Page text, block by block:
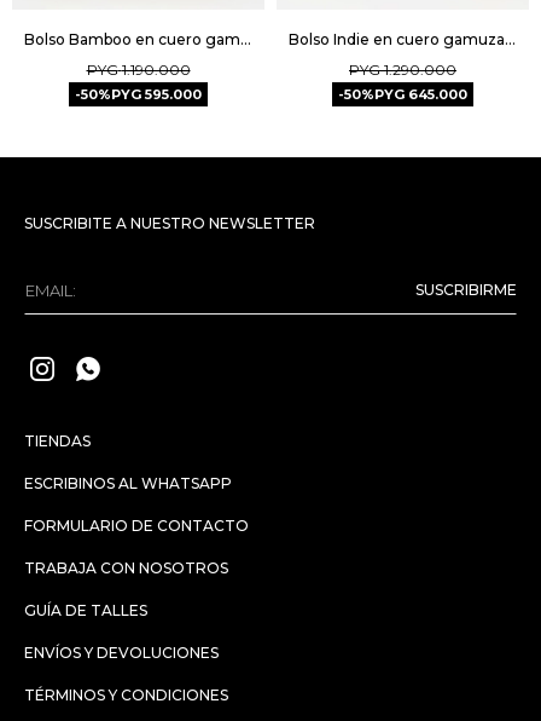
Bolso Bamboo en cuero gamuza - Negro
PYG 1.190.000
50 PYG 595.000
Bolso Indie en cuero gamuza - Chocolate
PYG 1.290.000
50 PYG 645.000
TIENDAS
ESCRIBINOS AL WHATSAPP
FORMULARIO DE CONTACTO
TRABAJA CON NOSOTROS
GUÍA DE TALLES
ENVÍOS Y DEVOLUCIONES
TÉRMINOS Y CONDICIONES
SUSCRIBITE A NUESTRO NEWSLETTER
SUSCRIBIRME
 